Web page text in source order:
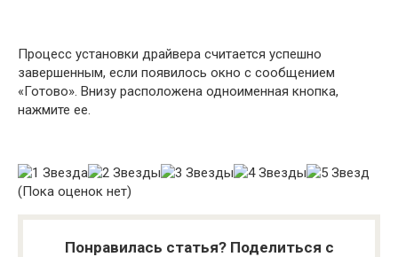
Процесс установки драйвера считается успешно
завершенным, если появилось окно с сообщением
«Готово». Внизу расположена одноименная кнопка,
нажмите ее.
(Пока оценок нет)
Понравилась статья? Поделиться с